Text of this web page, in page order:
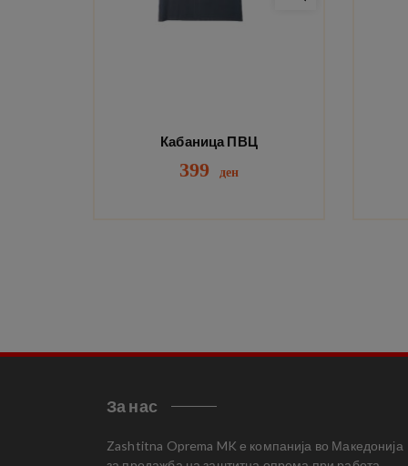
Кабаница ПВЦ
399 ден
За нас
Zashtitna Oprema MK е компанија во Македонија